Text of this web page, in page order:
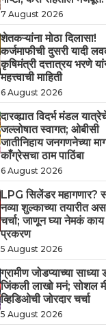
7 August 2026
शेतकऱ्यांना मोठा दिलासा!
कर्जमाफीची दुसरी यादी
कृषिमंत्री दत्तात्रय भरणे
महत्त्वाची माहिती
6 August 2026
दारव्ह्यात विदर्भ मंडल
जल्लोषात स्वागत; ओबीसी
जातीनिहाय जनगणनेच्या
काँग्रेसचा ठाम पाठिंबा
6 August 2026
LPG सिलेंडर महागणार?
नव्या शुल्काच्या तयारीत
चर्चा; जाणून घ्या नेमकं
प्रकरण
5 August 2026
ग्रामीण जोडप्याच्या साध्या
जिंकली लाखो मनं; सोशल
व्हिडिओची जोरदार चर्चा
5 August 2026